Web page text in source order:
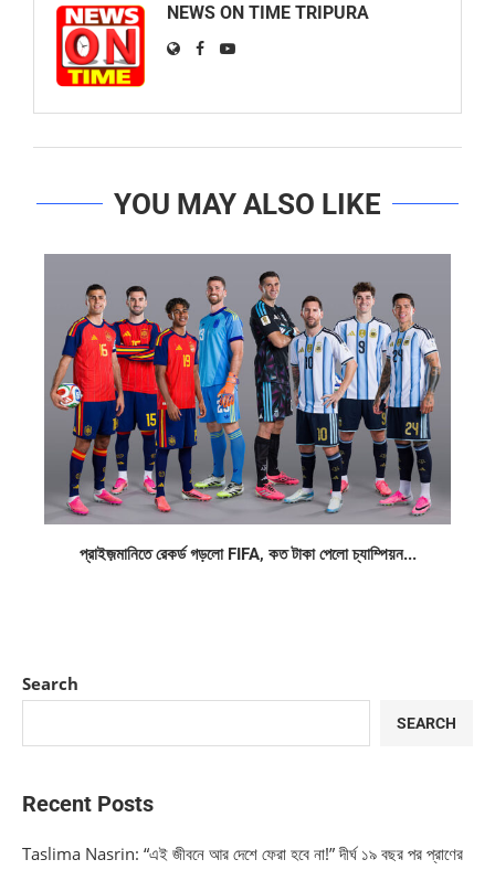
NEWS ON TIME TRIPURA
YOU MAY ALSO LIKE
প্রাইজ়মানিতে রেকর্ড গড়লো FIFA, কত টাকা পেলো চ্যাম্পিয়ন...
Search
SEARCH
Recent Posts
Taslima Nasrin: “এই জীবনে আর দেশে ফেরা হবে না!” দীর্ঘ ১৯ বছর পর প্রাণের